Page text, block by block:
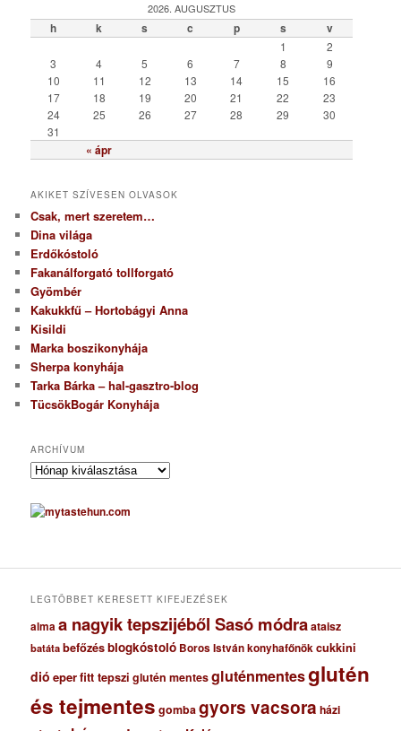
r
2026. AUGUSZTUS
h k s c p s v
« ápr
1
2
3
4 5 6 7 8
9
10
11 12 13 14 15
16
17
18 19 20 21 22
23
24
25 26 27 28 29
30
31
AKIKET SZÍVESEN OLVASOK
Csak, mert szeretem…
Dina világa
Erdőkóstoló
Fakanálforgató tollforgató
Gyömbér
Kakukkfű – Hortobágyi Anna
Kisildi
Marka boszikonyhája
Sherpa konyhája
Tarka Bárka – hal-gasztro-blog
TücsökBogár Konyhája
ARCHÍVUM
A
c
h
u
LEGTÖBBET KERESETT KIFEJEZÉSEK
almaa nagyik tepszijéből Sasó módraataisz
batáta befőzésblogkóstoló Boros István konyhafőnökcukkini
dió eperfitt tepszi glutén mentesgluténmentesglutén
és tejmentes gombagyors vacsora házi